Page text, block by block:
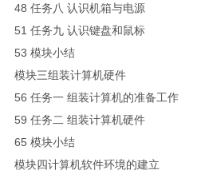
48 任务八 认识机箱与电源
51 任务九 认识键盘和鼠标
53 模块小结
模块三组装计算机硬件
56 任务一 组装计算机的准备工作
59 任务二 组装计算机硬件
65 模块小结
模块四计算机软件环境的建立